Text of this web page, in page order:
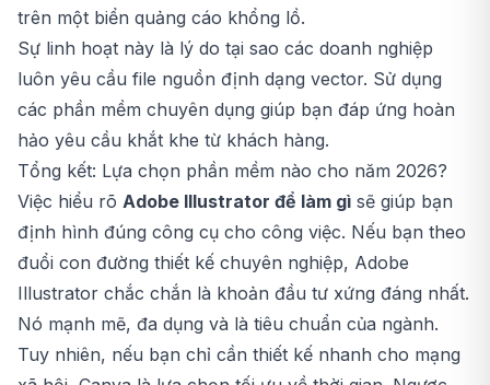
trên một biển quảng cáo khổng lồ.
Sự linh hoạt này là lý do tại sao các doanh nghiệp
luôn yêu cầu file nguồn định dạng vector. Sử dụng
các phần mềm chuyên dụng giúp bạn đáp ứng hoàn
hảo yêu cầu khắt khe từ khách hàng.
Tổng kết: Lựa chọn phần mềm nào cho năm 2026?
Việc hiểu rõ Adobe Illustrator để làm gì sẽ giúp bạn
định hình đúng công cụ cho công việc. Nếu bạn theo
đuổi con đường thiết kế chuyên nghiệp, Adobe
Illustrator chắc chắn là khoản đầu tư xứng đáng nhất.
Nó mạnh mẽ, đa dụng và là tiêu chuẩn của ngành.
Tuy nhiên, nếu bạn chỉ cần thiết kế nhanh cho mạng